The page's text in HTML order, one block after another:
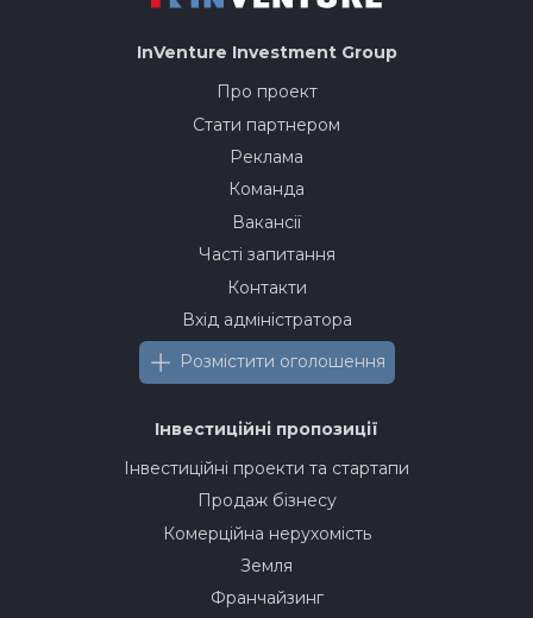
InVenture Investment Group
Про проект
Стати партнером
Реклама
Команда
Вакансії
Часті запитання
Контакти
Вхід адміністратора
Розмістити оголошення
Інвестиційні пропозиції
Інвестиційні проекти та стартапи
Продаж бізнесу
Комерційна нерухомість
Земля
Франчайзинг